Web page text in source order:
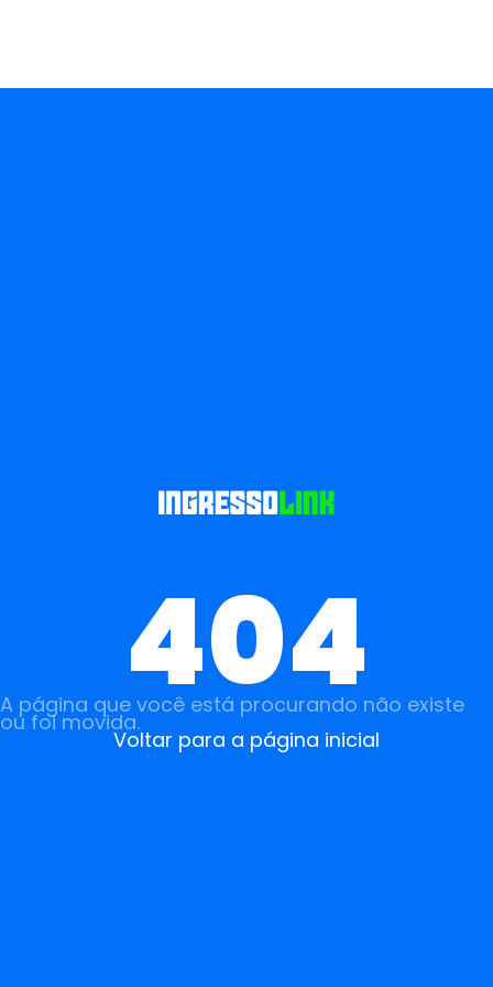
404
A página que você está procurando não existe
ou foi movida.
Voltar para a página inicial